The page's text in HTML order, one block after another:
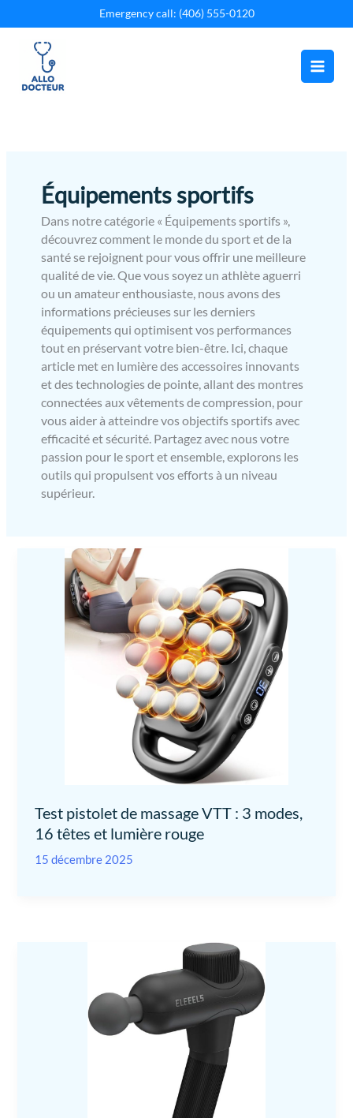
au
contenu
Emergency call: (406) 555-0120
Équipements sportifs
Dans notre catégorie « Équipements sportifs »,
découvrez comment le monde du sport et de la
santé se rejoignent pour vous offrir une meilleure
qualité de vie. Que vous soyez un athlète aguerri
ou un amateur enthousiaste, nous avons des
informations précieuses sur les derniers
équipements qui optimisent vos performances
tout en préservant votre bien-être. Ici, chaque
article met en lumière des accessoires innovants
et des technologies de pointe, allant des montres
connectées aux vêtements de compression, pour
vous aider à atteindre vos objectifs sportifs avec
efficacité et sécurité. Partagez avec nous votre
passion pour le sport et ensemble, explorons les
outils qui propulsent vos efforts à un niveau
supérieur.
Test pistolet de massage VTT : 3 modes,
16 têtes et lumière rouge
15 décembre 2025